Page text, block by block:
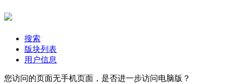
搜索
版块列表
用户信息
您访问的页面无手机页面，是否进一步访问电脑版？